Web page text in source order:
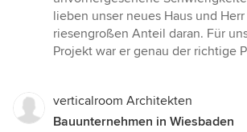
lieben unser neues Haus und
riesengroßen Anteil daran. Für
Projekt war er genau der richtige
verticalroom Architekten
Bauunternehmen in Wiesbaden